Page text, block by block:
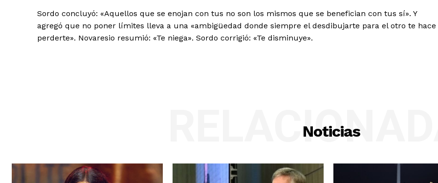
Sordo concluyó: «Aquellos que se enojan con tus no son los mismos que se benefician con tus sí». Y
agregó que no poner límites lleva a una «ambigüedad donde siempre el desdibujarte para el otro te hace
perderte». Novaresio resumió: «Te niega». Sordo corrigió: «Te disminuye».
Noticias